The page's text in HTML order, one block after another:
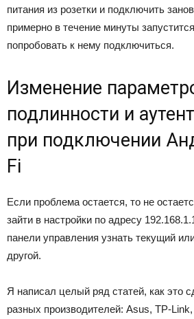
питания из розетки и подключить
примерно в течение минуты
попробовать к нему подключиться.
Изменение
подлинности и
при подключении
Fi
Если проблема остается, то не
зайти в настройки по адресу
панели управления узнать текущий
другой.
Я написал целый ряд статей, как это
разных производителей: Asus, TP-